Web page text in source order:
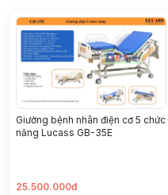
Giường bệnh nhân điện cơ 5 chức
năng Lucass GB-35E
25.500.000đ